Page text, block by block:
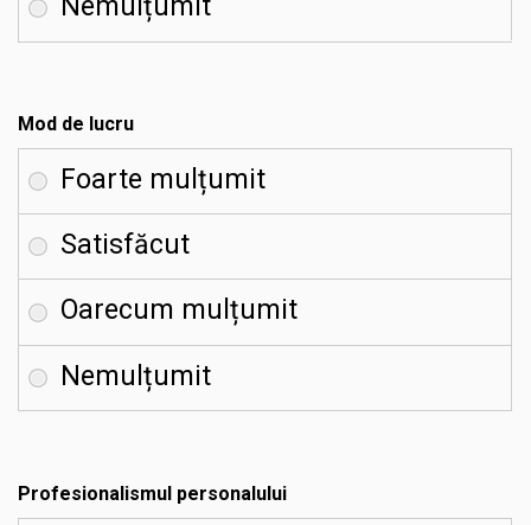
Mod de lucru
Profesionalismul personalului